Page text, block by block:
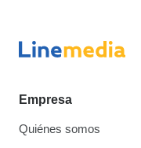
Empresa
Quiénes somos